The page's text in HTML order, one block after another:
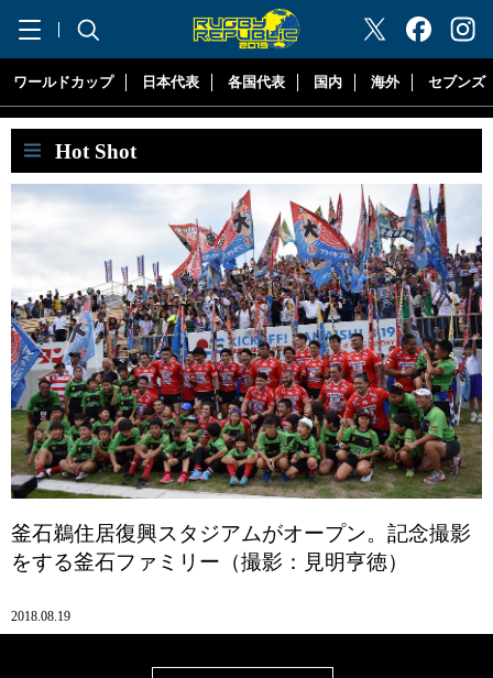
"ラグビーリパブリック"
ワールドカップ 日本代表 各国代表 国内 海外 セブンズ
Hot Shot
釜石鵜住居復興スタジアムがオープン。記念撮影
をする釜石ファミリー（撮影：見明亨徳）
2018.08.19